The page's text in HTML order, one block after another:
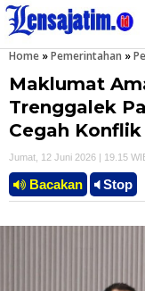
Home »Pemerintahan »
Maklumat
Trenggalek
Cegah Konflik
Jumat, 12 Juni 2026 | 19.15
Bacakan Stop